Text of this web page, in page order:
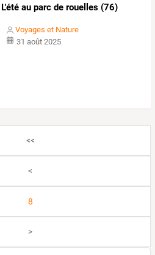
L'été au parc de rouelles (76)
Voyages et Nature
31 août 2025
<<
<
8
>